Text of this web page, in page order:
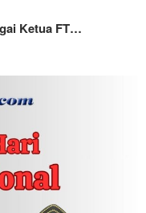
Ketua FT…